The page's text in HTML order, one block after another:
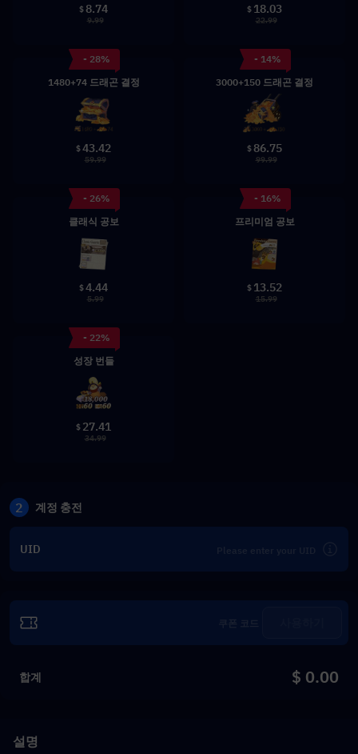
$ 8.74
9.99
$ 18.03
22.99
- 28%
1480+74 드래곤 결정
$43.42
59.99
- 14%
3000+150 드래곤 결정
$ 86.75
99.99
- 26%
클래식 공보
$4.44
5.99
- 16%
프리미엄 공보
$ 13.52
15.99
- 22%
성장 번들
$ 27.41
34.99
2 계정 충전
UID
합계 $ 0.00
설명